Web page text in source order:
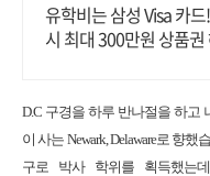
유학비는 삼성 Visa 카
시 최대 300만원 상품권
D.C 구경을 하루 반나절을 하고
이 사는 Newark, Delaware로 향
구로 박사 학위를 획득했는